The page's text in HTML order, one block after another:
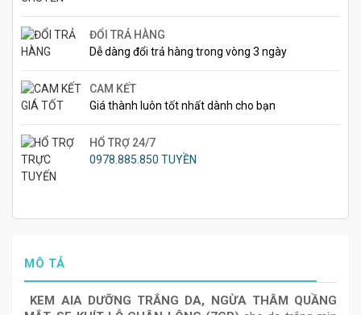
ĐỔI TRẢ HÀNG
Dễ dàng đổi trả hàng trong vòng 3 ngày
CAM KẾT
Giá thành luôn tốt nhất dành cho bạn
HỔ TRỢ 24/7
0978.885.850 TUYỀN
MÔ TẢ
KEM AIA DƯỠNG TRẮNG DA, NGỪA THÂM QUẦNG